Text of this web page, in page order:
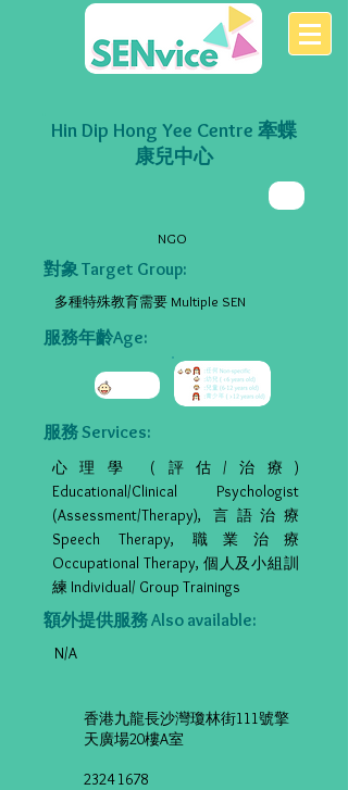
Hin Dip Hong Yee Centre 牽蝶
康兒中心
NGO
對象 Target Group:
多種特殊教育需要 Multiple SEN
服務年齡Age:
服務 Services:
心理學 (評估/治療)
Educational/Clinical Psychologist
(Assessment/Therapy), 言語治療
Speech Therapy, 職業治療
Occupational Therapy, 個人及小組訓
練 Individual/ Group Trainings
額外提供服務 Also available:
N/A
香港九龍長沙灣瓊林街111號擎
天廣場20樓A室
2324 1678